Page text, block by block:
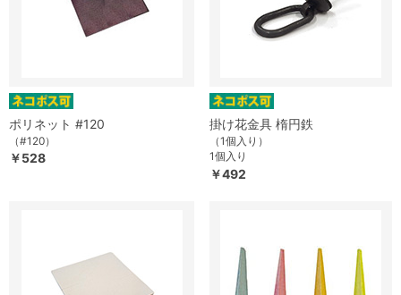
ポリネット #120
（#120）
￥528
掛け花金具 楕円鉄
（1個入り）
1個入り
￥492